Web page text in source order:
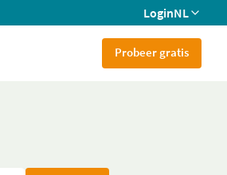
LoginNL
Probeer gratis